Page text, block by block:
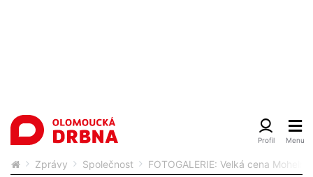
Zprávy Společnost FOTOGALERIE: Velká cena